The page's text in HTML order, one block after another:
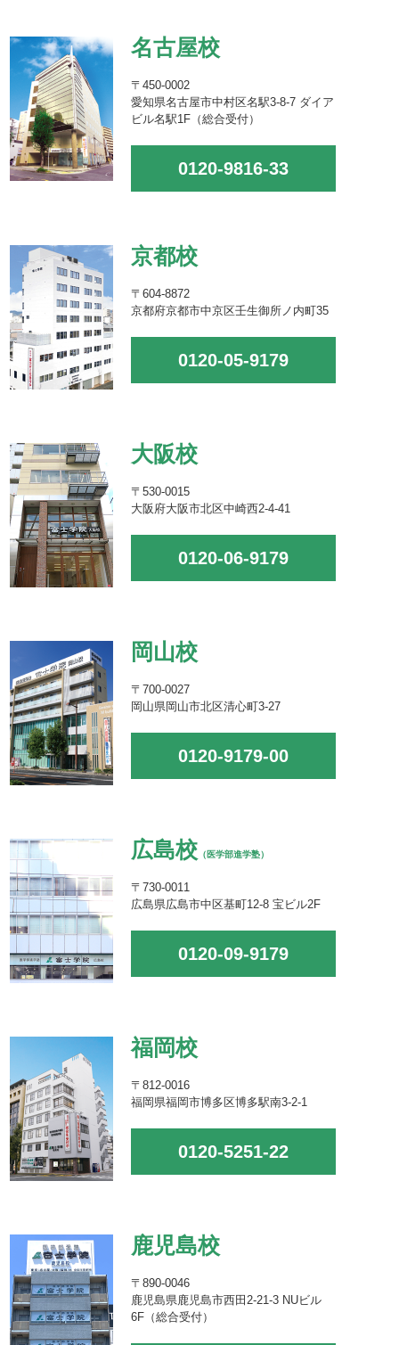
名古屋校
〒450-0002
愛知県名古屋市中村区名駅3-8-7 ダイア
ビル名駅1F（総合受付）
0120-9816-33
京都校
〒604-8872
京都府京都市中京区壬生御所ノ内町35
0120-05-9179
大阪校
〒530-0015
大阪府大阪市北区中崎西2-4-41
0120-06-9179
岡山校
〒700-0027
岡山県岡山市北区清心町3-27
0120-9179-00
広島校 （医学部進学塾）
〒730-0011
広島県広島市中区基町12-8 宝ビル2F
0120-09-9179
福岡校
〒812-0016
福岡県福岡市博多区博多駅南3-2-1
0120-5251-22
鹿児島校
〒890-0046
鹿児島県鹿児島市西田2-21-3 NUビル
6F（総合受付）